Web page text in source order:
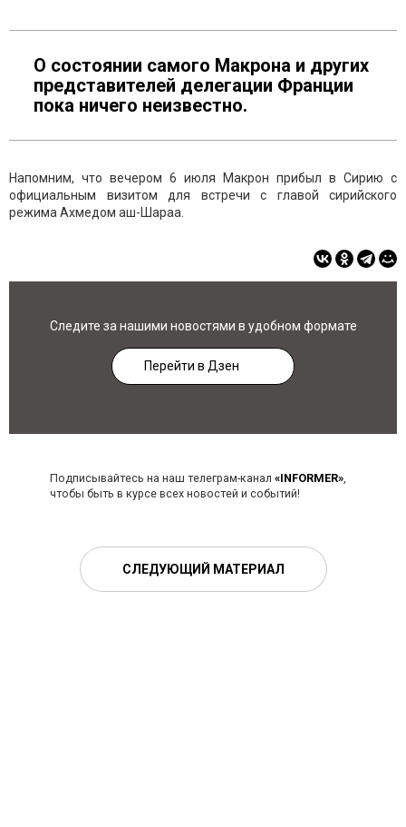
О состоянии самого Макрона и других
представителей делегации Франции
пока ничего неизвестно.
Напомним, что вечером 6 июля Макрон прибыл в Сирию с
официальным визитом для встречи с главой сирийского
режима Ахмедом аш-Шараа.
Следите за нашими новостями в удобном формате
Перейти в Дзен
Подписывайтесь на наш телеграм-канал «INFORMER»,
чтобы быть в курсе всех новостей и событий!
СЛЕДУЮЩИЙ МАТЕРИАЛ